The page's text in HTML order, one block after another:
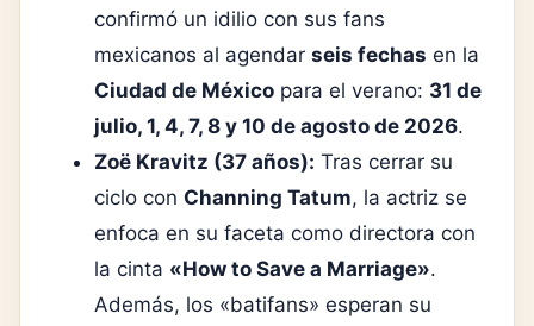
confirmó un idilio con sus fans
mexicanos al agendar seis fechas en la
Ciudad de México para el verano: 31 de
julio, 1, 4, 7, 8 y 10 de agosto de 2026.
Zoë Kravitz (37 años): Tras cerrar su
ciclo con Channing Tatum, la actriz se
enfoca en su faceta como directora con
la cinta «How to Save a Marriage».
Además, los «batifans» esperan su